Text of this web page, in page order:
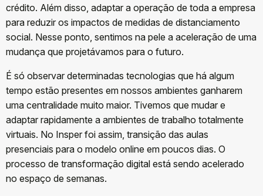
crédito. Além disso, adaptar a operação de toda a empresa
para reduzir os impactos de medidas de distanciamento
social. Nesse ponto, sentimos na pele a aceleração de uma
mudança que projetávamos para o futuro.
É só observar determinadas tecnologias que há algum
tempo estão presentes em nossos ambientes ganharem
uma centralidade muito maior. Tivemos que mudar e
adaptar rapidamente a ambientes de trabalho totalmente
virtuais. No Insper foi assim, transição das aulas
presenciais para o modelo online em poucos dias. O
processo de transformação digital está sendo acelerado
no espaço de semanas.